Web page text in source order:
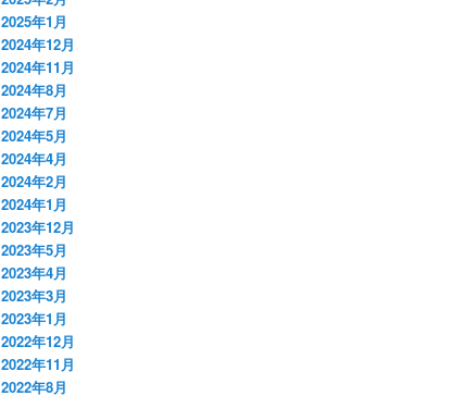
2025年1月
2024年12月
2024年11月
2024年8月
2024年7月
2024年5月
2024年4月
2024年2月
2024年1月
2023年12月
2023年5月
2023年4月
2023年3月
2023年1月
2022年12月
2022年11月
2022年8月